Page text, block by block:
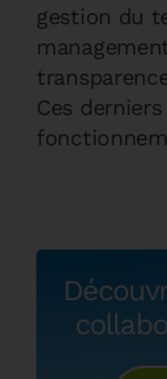
gestion du
Ces